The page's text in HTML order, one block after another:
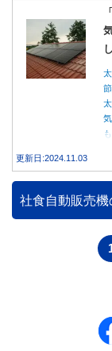
更新日:2024.11.03
社食自動販売機